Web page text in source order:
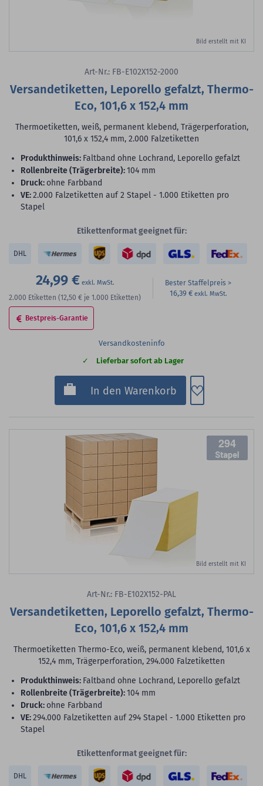
Bild erstellt mit KI
Art-Nr.: FB-E102X152-2000
Versandetiketten, Leporello gefalzt, Thermo-
Eco, 101,6 x 152,4 mm
Thermoetiketten, weiß, permanent klebend, Trägerperforation,
101,6 x 152,4 mm, 2.000 Falzetiketten
Produkthinweis: Faltband ohne Lochrand, Leporello gefalzt
Rollenbreite (Trägerbreite):104 mm
Druck: ohne Farbband
VE:2.000 Falzetiketten auf 2 Stapel - 1.000 Etiketten pro
Stapel
Etikettenformat geeignet für:
DHL
24,99 €
2.000 Etiketten (12,50 € je 1.000 Etiketten)
Bester Staffelpreis
16,39 €
Bestpreis-Garantie
Versandkosteninfo
Lieferbar sofort ab Lager
In den Warenkorb Zum
Bild erstellt mit KI
294
Art-Nr.: FB-E102X152-PAL
Versandetiketten, Leporello gefalzt, Thermo-
Eco, 101,6 x 152,4 mm
Thermoetiketten Thermo-Eco, weiß, permanent klebend, 101,6 x
152,4 mm, Trägerperforation, 294.000 Falzetiketten
Produkthinweis: Faltband ohne Lochrand, Leporello gefalzt
Rollenbreite (Trägerbreite):104 mm
Druck: ohne Farbband
VE:294.000 Falzetiketten auf 294 Stapel - 1.000 Etiketten pro
Stapel
Etikettenformat geeignet für:
DHL